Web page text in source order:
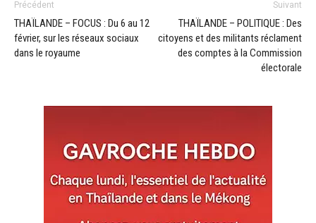
Précédent
THAÏLANDE – FOCUS : Du 6 au 12
février, sur les réseaux sociaux
dans le royaume
Suivant
THAÏLANDE – POLITIQUE : Des
citoyens et des militants réclament
des comptes à la Commission
électorale